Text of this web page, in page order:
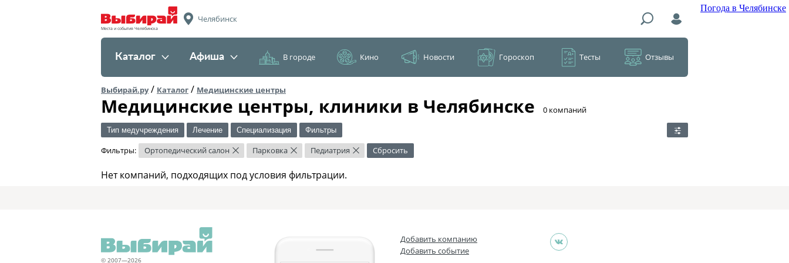
Погода в Челябинске
Места и события Челябинска
Челябинск
Каталог Афиша В городе Кино Новости Гороскоп Тесты Отзывы
Выбирай.ру/ Каталог / Медицинские центры
Медицинские центры, клиники в Челябинске ​0 компаний
Тип медучреждения Лечение Специализация Фильтры
Фильтры: Ортопедический салон × Парковка × Педиатрия × Сбросить
Нет компаний, подходящих под условия фильтрации.
© 2007—2026
Добавить компанию
Добавить событие